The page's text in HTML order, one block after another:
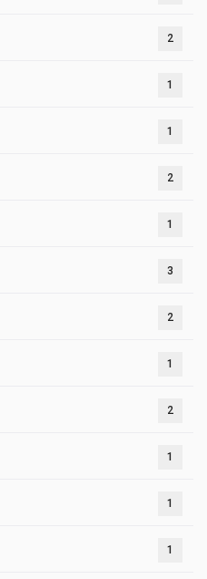
2
1
1
2
1
3
2
1
2
1
1
1